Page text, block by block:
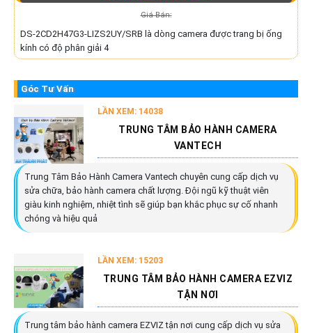
Giá Bán:
DS-2CD2H47G3-LIZS2UY/SRB là dòng camera được trang bị ống
kính có độ phân giải 4
Góc Tư Vấn
LẦN XEM: 14038
TRUNG TÂM BẢO HÀNH CAMERA
VANTECH
Trung Tâm Bảo Hành Camera Vantech chuyên cung cấp dịch vụ
sửa chữa, bảo hành camera chất lượng. Đội ngũ kỹ thuật viên
giàu kinh nghiệm, nhiệt tình sẽ giúp bạn khắc phục sự cố nhanh
chóng và hiệu quả
LẦN XEM: 15203
TRUNG TÂM BẢO HÀNH CAMERA EZVIZ
TẬN NƠI
Trung tâm bảo hành camera EZVIZ tận nơi cung cấp dịch vụ sửa